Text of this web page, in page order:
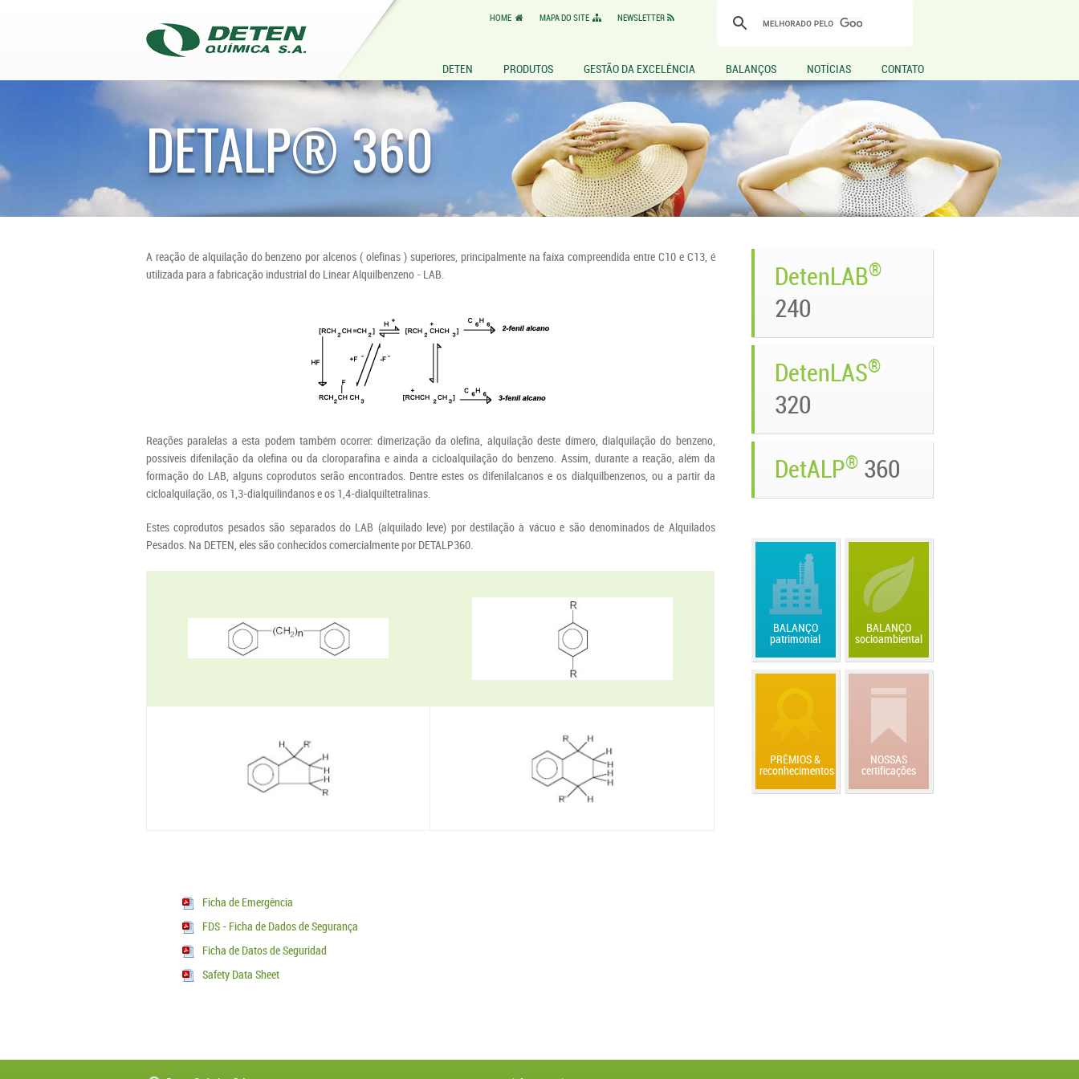
HOME MAPA DO SITE NEWSLETTER
DETEN PRODUTOS GESTÃO DA EXCELÊNCIA BALANÇOS NOTÍCIAS CONTATO
DETALP® 360
A reação de alquilação do benzeno por alcenos ( olefinas ) superiores, principalmente na faixa compreendida entre C10 e C13, é
utilizada para a fabricação industrial do Linear Alquilbenzeno - LAB.
Reações paralelas a esta podem também ocorrer: dimerização da olefina, alquilação deste dímero, dialquilação do benzeno,
possíveis difenilação da olefina ou da cloroparafina e ainda a cicloalquilação do benzeno. Assim, durante a reação, além da
formação do LAB, alguns coprodutos serão encontrados. Dentre estes os difenilalcanos e os dialquilbenzenos, ou a partir da
cicloalquilação, os 1,3-dialquilindanos e os 1,4-dialquiltetralinas.
Estes coprodutos pesados são separados do LAB (alquilado leve) por destilação à vácuo e são denominados de Alquilados
Pesados. Na DETEN, eles são conhecidos comercialmente por DETALP360.
Ficha de Emergência
FDS - Ficha de Dados de Segurança
Ficha de Datos de Seguridad
Safety Data Sheet
DetenLAB®
240
DetenLAS®
320
DetALP® 360
BALANÇO
patrimonial
BALANÇO
socioambiental
PRÊMIOS &
reconhecimentos
NOSSAS
certificações